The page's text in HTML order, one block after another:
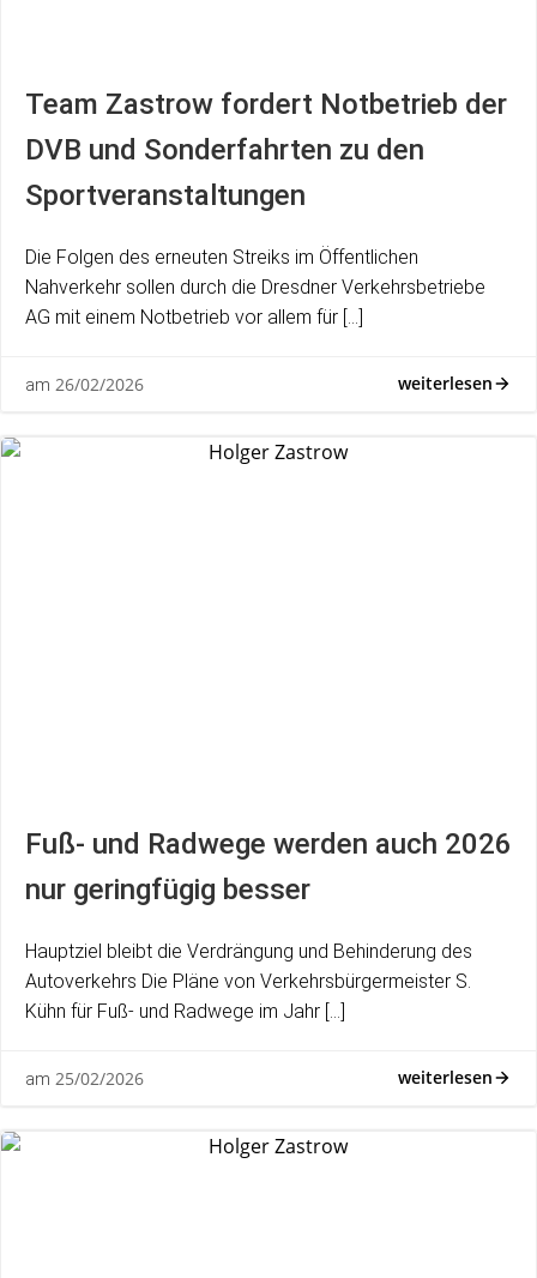
Team Zastrow fordert Notbetrieb der
DVB und Sonderfahrten zu den
Sportveranstaltungen
Die Folgen des erneuten Streiks im Öffentlichen
Nahverkehr sollen durch die Dresdner Verkehrsbetriebe
AG mit einem Notbetrieb vor allem für […]
am 26/02/2026 weiterlesen
Fuß- und Radwege werden auch 2026
nur geringfügig besser
Hauptziel bleibt die Verdrängung und Behinderung des
Autoverkehrs Die Pläne von Verkehrsbürgermeister S.
Kühn für Fuß- und Radwege im Jahr […]
am 25/02/2026 weiterlesen